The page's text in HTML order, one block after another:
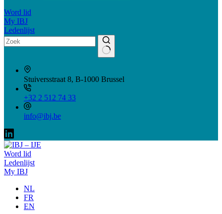
Word lid
My IBJ
Ledenlijst
resultaten
Stuiversstraat 8, B-1000 Brussel
+32 2 512 74 33
info@ibj.be
Word lid
Ledenlijst
My IBJ
NL
FR
EN